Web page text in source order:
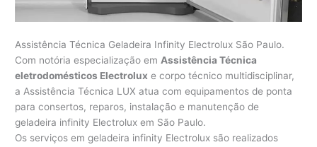
Assistência Técnica Geladeira Infinity Electrolux São Paulo.
Com notória especialização emAssistência Técnica
eletrodomésticos Electrolux e corpo técnico multidisciplinar,
a Assistência Técnica LUX atua com equipamentos de ponta
para consertos, reparos, instalação e manutenção de
geladeira infinity Electrolux em São Paulo.
Os serviços em geladeira infinity Electrolux são realizados